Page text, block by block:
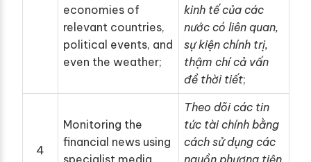
economies of
relevant countries,
political events, and
even the weather;
kinh tế của các
nước có liên quan,
sự kiện chính trị,
thậm chí cả vấn
đề thời tiết;
4
Monitoring the
financial news using
specialist media
Theo dõi các tin
tức tài chính bằng
cách sử dụng các
nguồn phương tiện